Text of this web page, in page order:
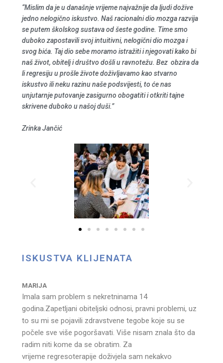
“Mislim da je u današnje vrijeme najvažnije da ljudi dožive
jedno nelogično iskustvo. Naš racionalni dio mozga razvija
se putem školskog sustava od šeste godine. Time smo
duboko zapostavili svoj intuitivni, nelogični dio mozga i
svog bića. Taj dio sebe moramo istražiti i njegovati kako bi
naš život, obitelj i društvo došli u ravnotežu. Bez obzira da
li regresiju u prošle živote doživljavamo kao stvarno
iskustvo ili neku razinu naše podsvijesti, to će nas
unjutarnje putovanje zasigurno obogatiti i otkriti tajne
skrivene duboko u našoj duši.”
Zrinka Jančić
ISKUSTVA KLIJENATA
MARIJA
Imala sam problem s nekretninama 14
godina.Zapetljani obiteljski odnosi, pravni problemi, uz
to su mi sepojavili zdravstvene tegobe koje su se
počele sve više pogoršavati.Više nisam znala što da
radim niti kome da se obratim. Za
vrijemeregresoterapije doživjela sam nekakvo